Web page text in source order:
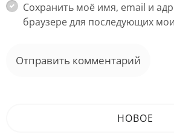
Сохранить моё имя, email и
браузере для последующих
НОВОЕ